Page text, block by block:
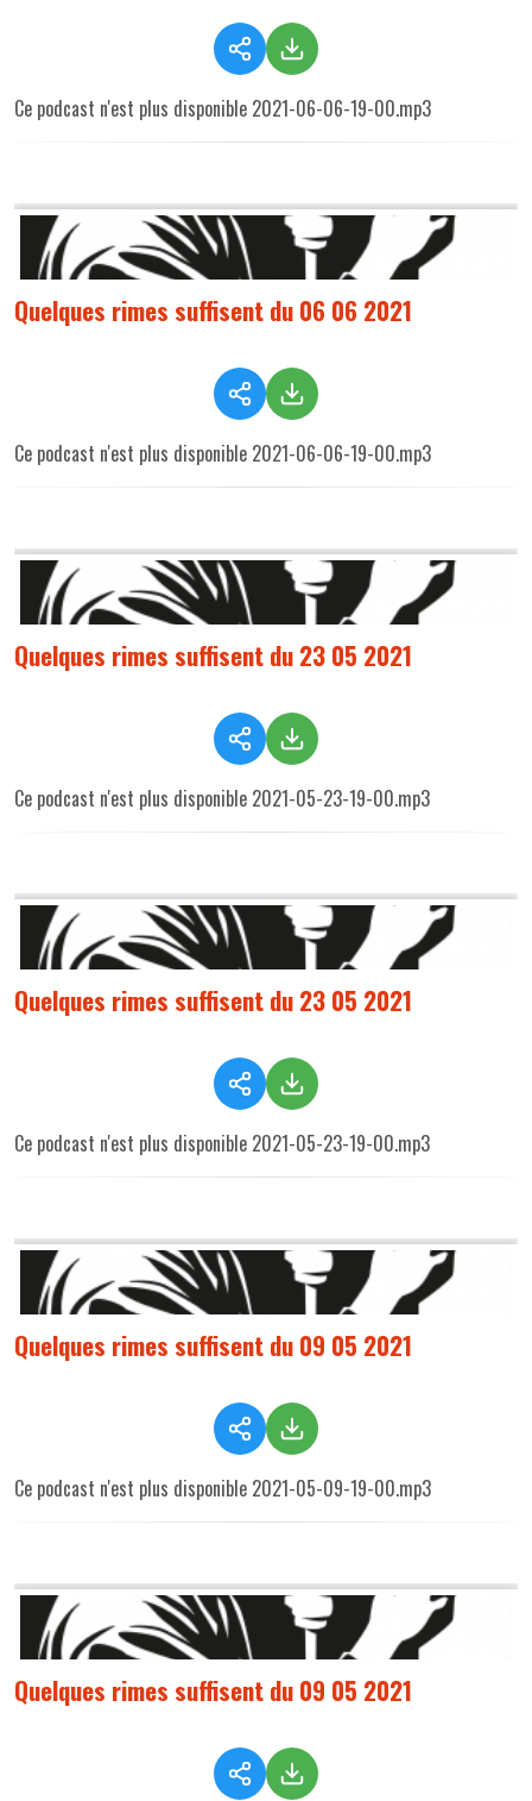
Ce podcast n'est plus disponible 2021-06-06-19-00.mp3
Quelques rimes suffisent du 06 06 2021
Ce podcast n'est plus disponible 2021-06-06-19-00.mp3
Quelques rimes suffisent du 23 05 2021
Ce podcast n'est plus disponible 2021-05-23-19-00.mp3
Quelques rimes suffisent du 23 05 2021
Ce podcast n'est plus disponible 2021-05-23-19-00.mp3
Quelques rimes suffisent du 09 05 2021
Ce podcast n'est plus disponible 2021-05-09-19-00.mp3
Quelques rimes suffisent du 09 05 2021